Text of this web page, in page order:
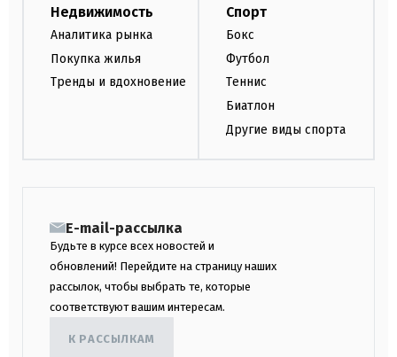
Недвижимость
Аналитика рынка
Покупка жилья
Тренды и вдохновение
Спорт
Бокс
Футбол
Теннис
Биатлон
Другие виды спорта
E-mail-рассылка
Будьте в курсе всех новостей и
обновлений! Перейдите на страницу наших
рассылок, чтобы выбрать те, которые
соответствуют вашим интересам.
К РАССЫЛКАМ